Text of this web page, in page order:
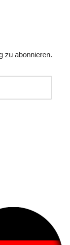
zu abonnieren.